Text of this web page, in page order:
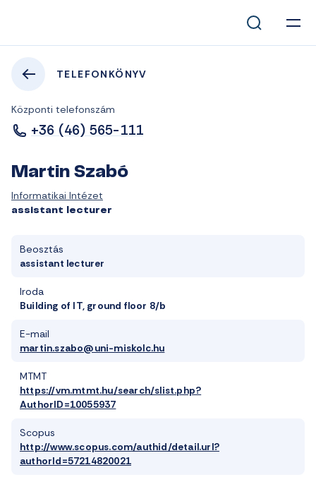
TELEFONKÖNYV
Központi telefonszám
+36 (46) 565-111
Martin Szabó
Informatikai Intézet
assistant lecturer
Beosztás
assistant lecturer
Iroda
Building of IT, ground floor 8/b
E-mail
martin.szabo@uni-miskolc.hu
MTMT
https://vm.mtmt.hu/search/slist.php?
AuthorID=10055937
Scopus
http://www.scopus.com/authid/detail.url?
authorId=57214820021